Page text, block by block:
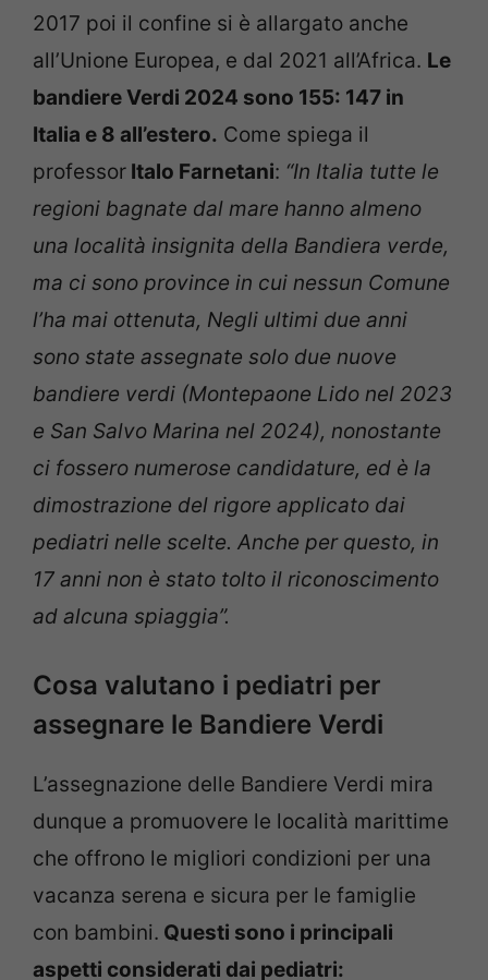
2017 poi il confine si è allargato anche
all’Unione Europea, e dal 2021 all’Africa. Le
bandiere Verdi 2024 sono 155: 147 in
Italia e 8 all’estero. Come spiega il
professor Italo Farnetani: “In Italia tutte le
regioni bagnate dal mare hanno almeno
una località insignita della Bandiera verde,
ma ci sono province in cui nessun Comune
l’ha mai ottenuta, Negli ultimi due anni
sono state assegnate solo due nuove
bandiere verdi (Montepaone Lido nel 2023
e San Salvo Marina nel 2024), nonostante
ci fossero numerose candidature, ed è la
dimostrazione del rigore applicato dai
pediatri nelle scelte. Anche per questo, in
17 anni non è stato tolto il riconoscimento
ad alcuna spiaggia”.
Cosa valutano i pediatri per
assegnare le Bandiere Verdi
L’assegnazione delle Bandiere Verdi mira
dunque a promuovere le località marittime
che offrono le migliori condizioni per una
vacanza serena e sicura per le famiglie
con bambini. Questi sono i principali
aspetti considerati dai pediatri: